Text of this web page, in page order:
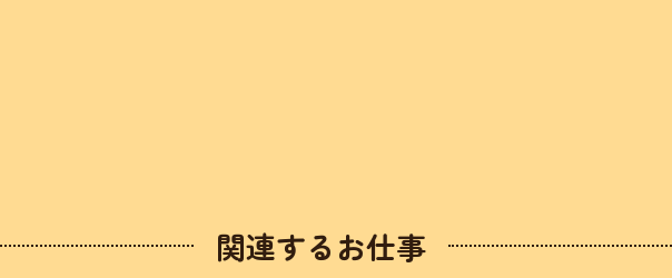
関連するお仕事